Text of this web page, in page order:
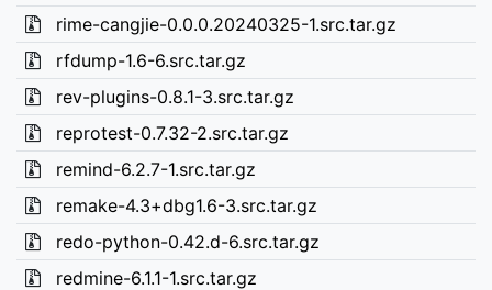
rime-cangjie-0.0.0.20240325-1.src.tar.gz
rfdump-1.6-6.src.tar.gz
rev-plugins-0.8.1-3.src.tar.gz
reprotest-0.7.32-2.src.tar.gz
remind-6.2.7-1.src.tar.gz
remake-4.3+dbg1.6-3.src.tar.gz
redo-python-0.42.d-6.src.tar.gz
redmine-6.1.1-1.src.tar.gz